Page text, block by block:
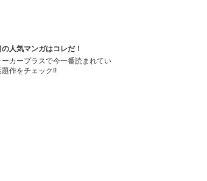
人気マンガはコレだ！
ーカープラスで今一番読まれてい
題作をチェック!!